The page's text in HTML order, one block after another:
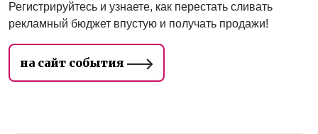
Регистрируйтесь и узнаете, как перестать сливать
рекламный бюджет впустую и получать продажи!
на сайт события